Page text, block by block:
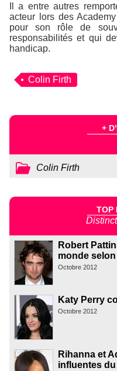
Il a entre autres
acteur lors des
pour son rôle de
responsabilités et qui
handicap.
Colin Firth
+
Colin Firth
TOP
Robert
monde
Octobre 2012
Katy Perry
Octobre 2012
Rihanna et
influentes